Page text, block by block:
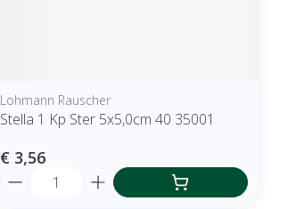
Lohmann Rauscher
Stella 1 Kp Ster 5x5,0cm 40 35001
€ 3,56